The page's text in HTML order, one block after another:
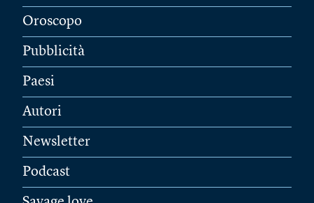
Oroscopo
Pubblicità
Paesi
Autori
Newsletter
Podcast